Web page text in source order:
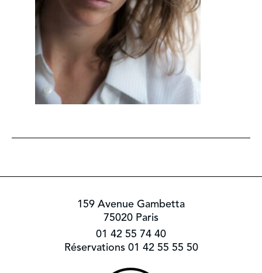
159 Avenue Gambetta
75020 Paris
01 42 55 74 40
Réservations 01 42 55 55 50